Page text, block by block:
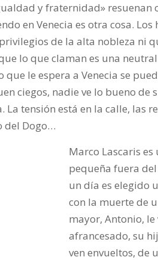
y fraternidad» resuenan
en Venecia es otra cosa.
de la alta nobleza ni
lo que claman es una
que le espera a Venecia se
ciegos, nadie ve lo bueno
La tensión está en la calle, las
del Dogo…
Marco Lascaris
pequeña fuera
un día es elegido
con la muerte de
mayor, Antonio,
afrancesado, su
ven envueltos, de